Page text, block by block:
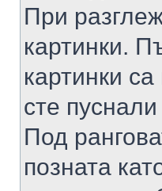
При
картинки.
картинки
сте
Под
позната